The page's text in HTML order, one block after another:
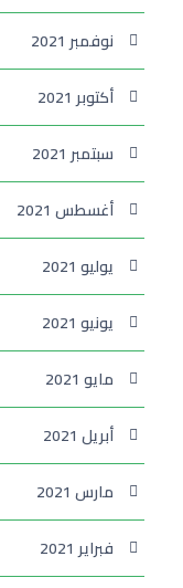
نوفمبر 2021
أكتوبر 2021
سبتمبر 2021
أغسطس 2021
يوليو 2021
يونيو 2021
مايو 2021
أبريل 2021
مارس 2021
فبراير 2021